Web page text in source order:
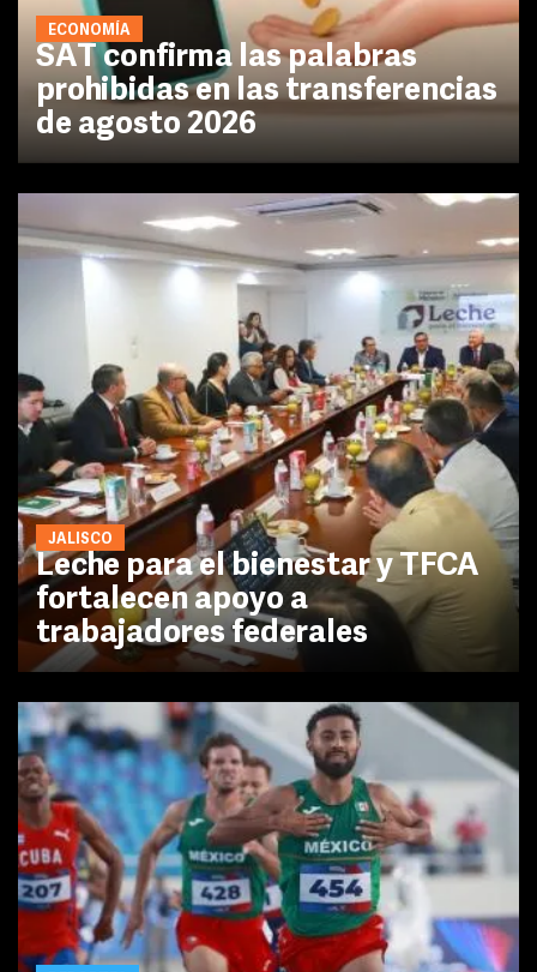
ECONOMÍA
SAT confirma las palabras
prohibidas en las transferencias
de agosto 2026
JALISCO
Leche para el bienestar y TFCA
fortalecen apoyo a
trabajadores federales